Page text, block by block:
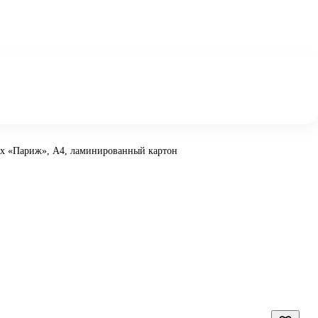
«Париж», А4, ламинированный картон